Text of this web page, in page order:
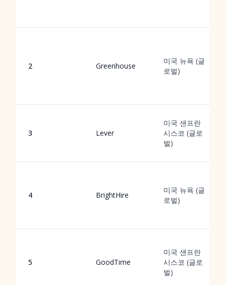
2 Greenhouse
미국 뉴욕 (글
로벌)
3 Lever
미국 샌프란
시스코 (글로
벌)
4 BrightHire
미국 뉴욕 (글
로벌)
5 GoodTime
미국 샌프란
시스코 (글로
벌)